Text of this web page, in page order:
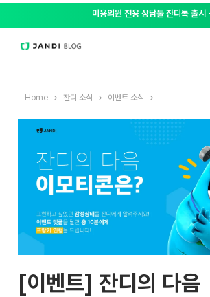
미용의원 전용 상담툴 잔디톡 출
Home 잔디 소식 이벤트 소식
[이벤트] 잔디의 다음